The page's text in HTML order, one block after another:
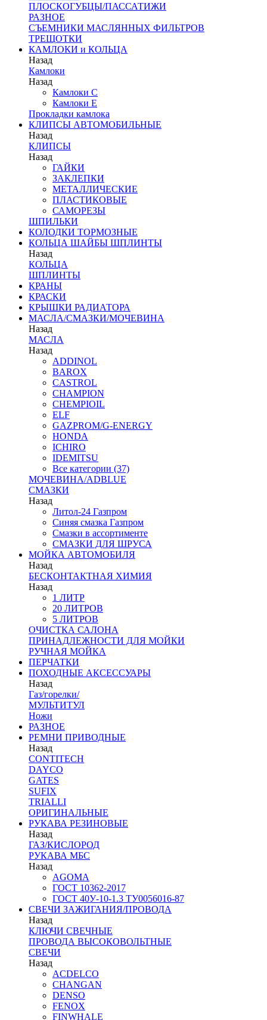
ПЛОСКОГУБЦЫ/ПАССАТИЖИ
РАЗНОЕ
СЪЕМНИКИ МАСЛЯННЫХ ФИЛЬТРОВ
ТРЕЩОТКИ
КАМЛОКИ и КОЛЬЦА
Назад
Камлоки
Назад
Камлоки C
Камлоки Е
Прокладки камлока
КЛИПСЫ АВТОМОБИЛЬНЫЕ
Назад
КЛИПСЫ
Назад
ГАЙКИ
ЗАКЛЕПКИ
МЕТАЛЛИЧЕСКИЕ
ПЛАСТИКОВЫЕ
САМОРЕЗЫ
ШПИЛЬКИ
КОЛОДКИ ТОРМОЗНЫЕ
КОЛЬЦА ШАЙБЫ ШПЛИНТЫ
Назад
КОЛЬЦА
ШПЛИНТЫ
КРАНЫ
КРАСКИ
КРЫШКИ РАДИАТОРА
МАСЛА/СМАЗКИ/МОЧЕВИНА
Назад
МАСЛА
Назад
ADDINOL
BAROX
CASTROL
CHAMPION
CHEMPIOIL
ELF
GAZPROM/G-ENERGY
HONDA
ICHIRO
IDEMITSU
Все категории (37)
МОЧЕВИНА/ADBLUE
СМАЗКИ
Назад
Литол-24 Газпром
Синяя смазка Газпром
Смазки в ассортименте
СМАЗКИ ДЛЯ ШРУСА
МОЙКА АВТОМОБИЛЯ
Назад
БЕСКОНТАКТНАЯ ХИМИЯ
Назад
1 ЛИТР
20 ЛИТРОВ
5 ЛИТРОВ
ОЧИСТКА САЛОНА
ПРИНАДЛЕЖНОСТИ ДЛЯ МОЙКИ
РУЧНАЯ МОЙКА
ПЕРЧАТКИ
ПОХОДНЫЕ АКСЕССУАРЫ
Назад
Газ/горелки/
МУЛЬТИТУЛ
Ножи
РАЗНОЕ
РЕМНИ ПРИВОДНЫЕ
Назад
CONTITECH
DAYCO
GATES
SUFIX
TRIALLI
ОРИГИНАЛЬНЫЕ
РУКАВА РЕЗИНОВЫЕ
Назад
ГАЗ/КИСЛОРОД
РУКАВА МБС
Назад
AGOMA
ГОСТ 10362-2017
ГОСТ 40У-10-1.3 ТУ0056016-87
СВЕЧИ ЗАЖИГАНИЯ/ПРОВОДА
Назад
КЛЮЧИ СВЕЧНЫЕ
ПРОВОДА ВЫСОКОВОЛЬТНЫЕ
СВЕЧИ
Назад
ACDELCO
CHANGAN
DENSO
FENOX
FINWHALE